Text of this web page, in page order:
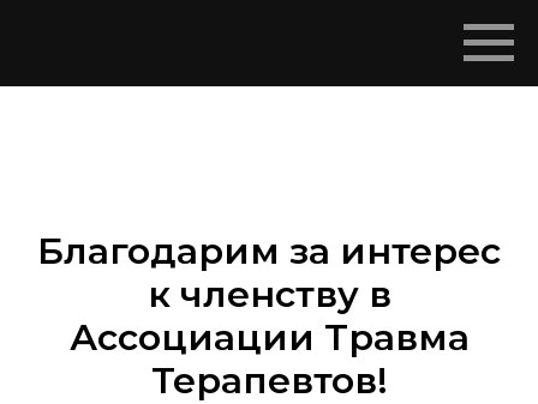
Благодарим за интерес
к членству в
Ассоциации Травма
Терапевтов!